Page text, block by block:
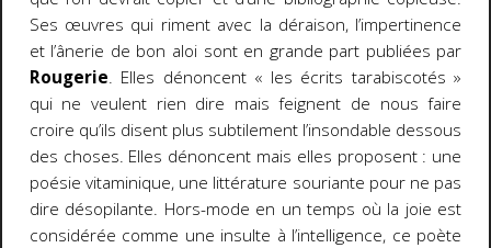
Ses œuvres qui riment avec la déraison, l’impertinence
et l’ânerie de bon aloi sont en grande part publiées par
Rougerie. Elles dénoncent « les écrits tarabiscotés »
qui ne veulent rien dire mais feignent de nous faire
croire qu’ils disent plus subtilement l’insondable dessous
des choses. Elles dénoncent mais elles proposent : une
poésie vitaminique, une littérature souriante pour ne pas
dire désopilante. Hors-mode en un temps où la joie est
considérée comme une insulte à l’intelligence, ce poète